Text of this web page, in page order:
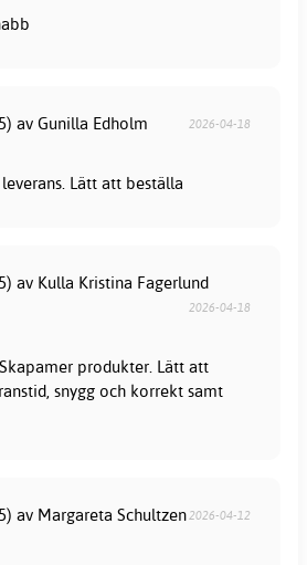
av Gunilla Edholm 2026-04-18
Lätt att beställa
av Kulla Kristina Fagerlund
2026-04-18
produkter. Lätt att
snygg och korrekt samt
av Margareta Schultzen2026-04-12